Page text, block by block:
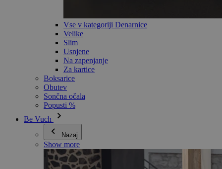
Vse v kategoriji Denarnice
Velike
Slim
Usnjene
Na zapenjanje
Za kartice
Boksarice
Obutev
Sončna očala
Popusti %
Be Vuch
Nazaj
Show more